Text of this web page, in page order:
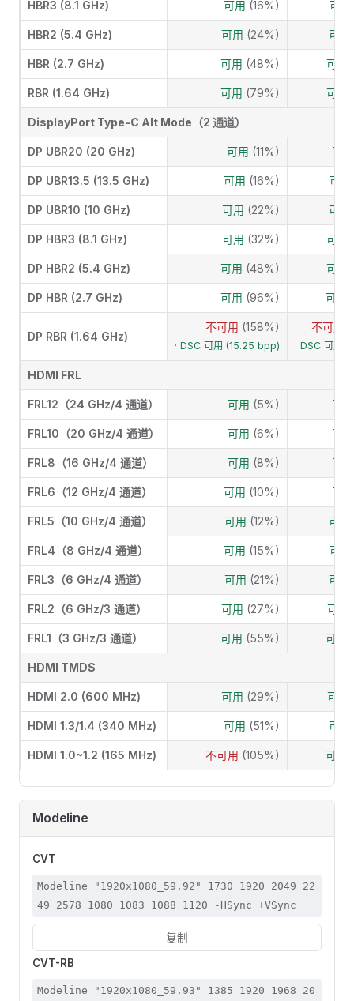
HBR3 (8.1 GHz) 可用 (16%) 可
HBR2 (5.4 GHz) 可用 (24%) 可用
HBR (2.7 GHz) 可用 (48%) 可用
RBR (1.64 GHz) 可用 (79%) 可用
DisplayPort Type-C Alt Mode（2 通道）
DP UBR20 (20 GHz) 可用 (11%) 可
DP UBR13.5 (13.5 GHz) 可用 (16%) 可
DP UBR10 (10 GHz) 可用 (22%) 可用
DP HBR3 (8.1 GHz) 可用 (32%) 可用
DP HBR2 (5.4 GHz) 可用 (48%) 可用
DP HBR (2.7 GHz) 可用 (96%) 可用
DP RBR (1.64 GHz)
不可用 (158%)
· DSC 可用 (15.25 bpp)
不可用
· DSC 可用
HDMI FRL
FRL12（24 GHz/4 通道） 可用 (5%) 可
FRL10（20 GHz/4 通道） 可用 (6%) 可
FRL8（16 GHz/4 通道） 可用 (8%) 可
FRL6（12 GHz/4 通道） 可用 (10%) 可
FRL5（10 GHz/4 通道） 可用 (12%) 可用
FRL4（8 GHz/4 通道） 可用 (15%) 可
FRL3（6 GHz/4 通道） 可用 (21%) 可用
FRL2（6 GHz/3 通道） 可用 (27%) 可用
FRL1（3 GHz/3 通道） 可用 (55%) 可用
HDMI TMDS
HDMI 2.0 (600 MHz) 可用 (29%) 可用
HDMI 1.3/1.4 (340 MHz) 可用 (51%) 可用
HDMI 1.0~1.2 (165 MHz) 不可用 (105%) 可用
Modeline
CVT
Modeline "1920x1080_59.92" 1730 1920 2049 22
49 2578 1080 1083 1088 1120 -HSync +VSync
复制
CVT-RB
Modeline "1920x1080_59.93" 1385 1920 1968 20